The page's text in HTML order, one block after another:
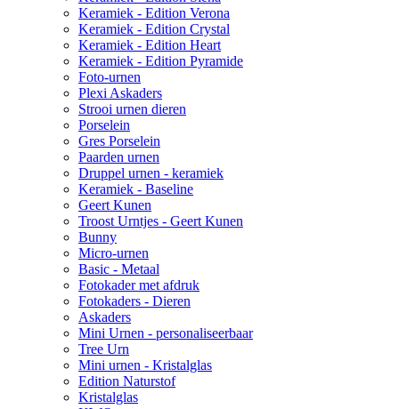
Keramiek - Edition Verona
Keramiek - Edition Crystal
Keramiek - Edition Heart
Keramiek - Edition Pyramide
Foto-urnen
Plexi Askaders
Strooi urnen dieren
Porselein
Gres Porselein
Paarden urnen
Druppel urnen - keramiek
Keramiek - Baseline
Geert Kunen
Troost Urntjes - Geert Kunen
Bunny
Micro-urnen
Basic - Metaal
Fotokader met afdruk
Fotokaders - Dieren
Askaders
Mini Urnen - personaliseerbaar
Tree Urn
Mini urnen - Kristalglas
Edition Naturstof
Kristalglas